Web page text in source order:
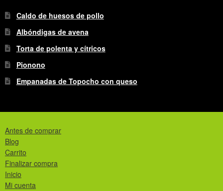
Caldo de huesos de pollo
Albóndigas de avena
Torta de polenta y cítricos
Pionono
Empanadas de Topocho con queso
Antes de comprar
Blog
Carrito
Finalizar compra
Inicio
Mi cuenta